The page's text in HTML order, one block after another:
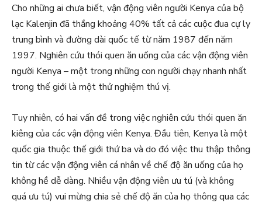
Cho những ai chưa biết, vận động viên người Kenya của bộ
lạc Kalenjin đã thắng khoảng 40% tất cả các cuộc đua cự ly
trung bình và đường dài quốc tế từ năm 1987 đến năm
1997. Nghiên cứu thói quen ăn uống của các vận động viên
người Kenya – một trong những con người chạy nhanh nhất
trong thế giới là một thử nghiệm thú vị.
Tuy nhiên, có hai vấn đề trong việc nghiên cứu thói quen ăn
kiêng của các vận động viên Kenya. Đầu tiên, Kenya là một
quốc gia thuộc thế giới thứ ba và do đó việc thu thập thông
tin từ các vận động viên cá nhân về chế độ ăn uống của họ
không hề dễ dàng. Nhiều vận động viên ưu tú (và không
quá ưu tú) vui mừng chia sẻ chế độ ăn của họ thông qua các